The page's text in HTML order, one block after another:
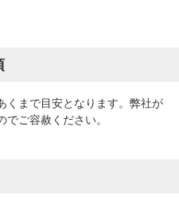
くまで目安となります。弊社が
ご容赦ください。